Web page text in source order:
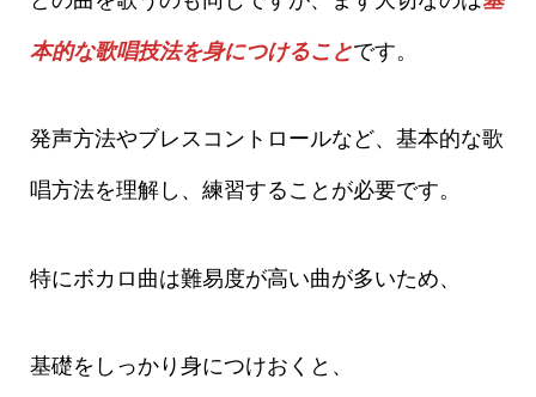
本的な歌唱技法を身につけることです。
発声方法やブレスコントロールなど、基本的な歌
唱方法を理解し、練習することが必要です。
特にボカロ曲は難易度が高い曲が多いため、
基礎をしっかり身につけおくと、